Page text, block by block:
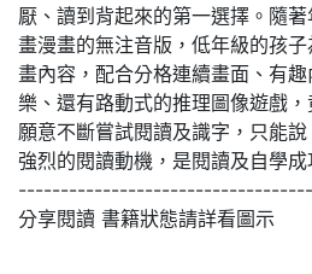
厭、讀到背起來的第一選擇。隨
畫漫畫的無注音版，低年級的孩
畫內容，配合分格連續畫面、有
樂、還有路動式的推理圖像遊戲，
願意不斷嘗試閱讀及識字，只能
強烈的閱讀動機，是閱讀及自學
分享閱讀 書籍狀態請詳看圖示